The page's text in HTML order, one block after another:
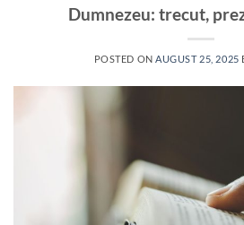
Dumnezeu: trecut,
POSTED ON AUGUST 25, 2025